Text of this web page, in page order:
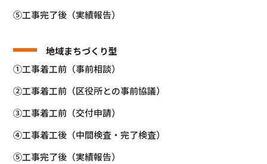
⑤工事完了後（実績報告）
地域まちづくり型
①工事着工前（事前相談）
②工事着工前（区役所との事前協議）
③工事着工前（交付申請）
④工事着工後（中間検査・完了検査）
⑤工事完了後（実績報告）